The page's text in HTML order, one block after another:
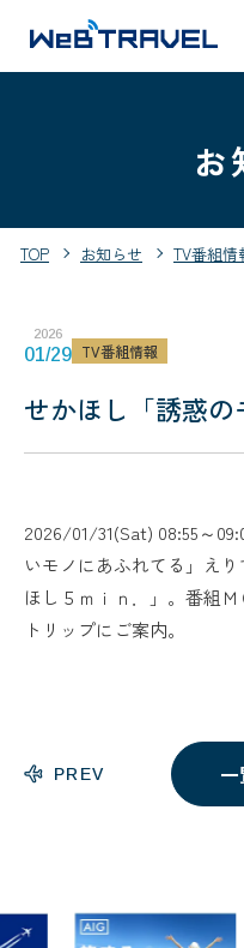
お
TOP お知らせ TV番組情
2026
01/29 TV番組情報
せかほし「誘惑の
2026/01/31(Sat) 08:55～
いモノにあふれてる」え
ほし５ｍｉｎ．」。番組
トリップにご案内。
PREV